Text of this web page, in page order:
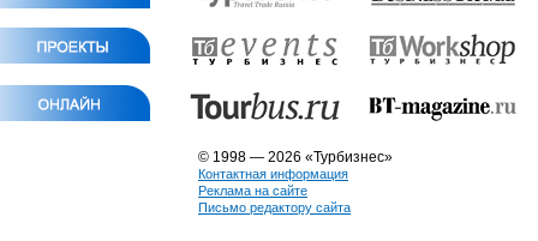
© 1998 — 2026 «Турбизнес»
Контактная информация
Реклама на сайте
Письмо редактору сайта